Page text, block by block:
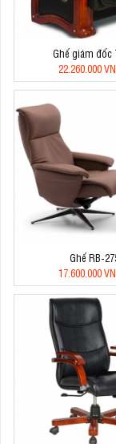
Ghế giám đốc
22.260.000
Ghế RB-
17.600.000